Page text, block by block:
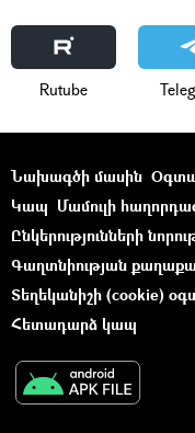
Rutube
Նախագծի մասին
Կապ Մամուլի
Ընկերությունների
Գաղտնիության
Տեղեկանիշի (cookie)
Հետադարձ կապ